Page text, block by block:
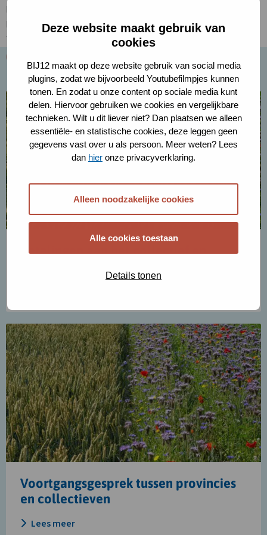
Deze website maakt gebruik van
cookies
BIJ12 maakt op deze website gebruik van social media
plugins, zodat we bijvoorbeeld Youtubefilmpjes kunnen
tonen. En zodat u onze content op sociale media kunt
delen. Hiervoor gebruiken we cookies en vergelijkbare
technieken. Wilt u dit liever niet? Dan plaatsen we alleen
essentiële- en statistische cookies, deze leggen geen
gegevens vast over u als persoon. Meer weten? Lees
dan hier onze privacyverklaring.
Alleen noodzakelijke cookies
Alle cookies toestaan
Details tonen
Populatie: zeer ongunstig
Leefgebied: gunstig
Toekomstperspectief: zeer ongunstig
Gerelateerde kennis
Betalingen aan het collectief en
Lees
meer
over
Betalingen
aan
het
collectief
en
deelnemers
Voortgangsgesprek tussen provincies
en collectieven
Lees meer
Lees
meer
over
Voortgangsgesprek
tussen
provincies
en
collectieven